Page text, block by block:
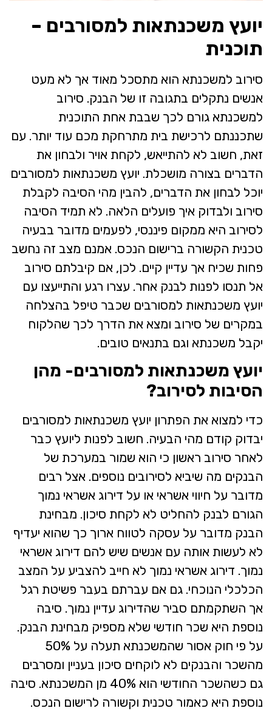
יועץ משכנתאות למסורבים –
תוכנית
סירוב למשכנתא הוא מתסכל מאוד אך לא מעט
אנשים נתקלים בתגובה זו של הבנק. סירוב
למשכנתא גורם לכך שבבת אחת התוכנית
שתכננתם לרכישת בית מתרחקת מכם עוד יותר. עם
זאת, חשוב לא להתייאש, לקחת אויר ולבחון את
הדברים בצורה מושכלת. יועץ משכנתאות למסורבים
יוכל לבחון את הדברים, להבין מהי הסיבה לקבלת
סירוב ולבדוק איך פועלים הלאה. לא תמיד הסיבה
לסירוב היא ממקום פיננסי, לפעמים מדובר בבעיה
טכנית הקשורה ברישום הנכס. אמנם מצב זה נחשב
פחות שכיח אך עדיין קיים. לכן, אם קיבלתם סירוב
אל תנסו לפנות לבנק אחר. עצרו רגע והתייעצו עם
יועץ משכנתאות למסורבים שכבר טיפל בהצלחה
במקרים של סירוב ומצא את הדרך לכך שהלקוח
יקבל משכנתא וגם בתנאים טובים.
יועץ משכנתאות למסורבים- מהן
הסיבות לסירוב?
כדי למצוא את הפתרון יועץ משכנתאות למסורבים
יבדוק קודם מהי הבעיה. חשוב לפנות ליועץ כבר
לאחר סירוב ראשון כי הוא שמור במערכת של
הבנקים מה שיביא לסירובים נוספים. אצל רבים
מדובר על חיווי אשראי או על דירוג אשראי נמוך
הגורם לבנק להחליט לא לקחת סיכון. מבחינת
הבנק מדובר על עסקה לטווח ארוך כך שהוא יעדיף
לא לעשות אותה עם אנשים שיש להם דירוג אשראי
נמוך. דירוג אשראי נמוך לא חייב להצביע על המצב
הכלכלי הנוכחי. גם אם עברתם בעבר פשיטת רגל
אך השתקמתם סביר שהדירוג עדיין נמוך. סיבה
נוספת היא שכר חודשי שלא מספיק מבחינת הבנק.
על פי חוק אסור שהמשכנתא תעלה על 50%
מהשכר והבנקים לא לוקחים סיכון בעניין ומסרבים
גם כשהשכר החודשי הוא 40% מן המשכנתא. סיבה
נוספת היא כאמור טכנית וקשורה לרישום הנכס.